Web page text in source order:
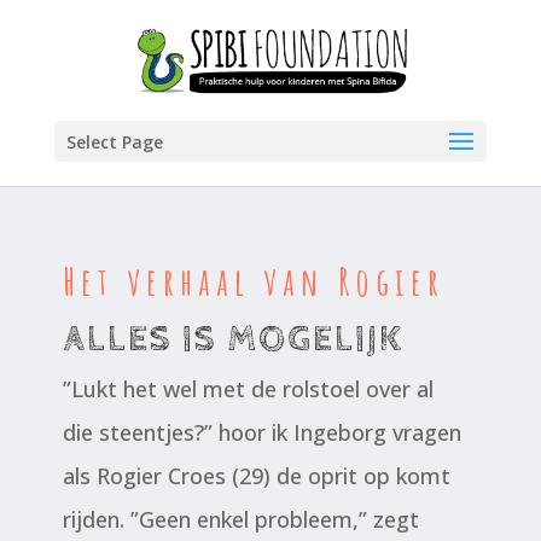
Select Page
Het verhaal van Rogier
ALLES IS MOGELIJK
”Lukt het wel met de rolstoel over al
die steentjes?” hoor ik Ingeborg vragen
als Rogier Croes (29) de oprit op komt
rijden. ”Geen enkel probleem,” zegt